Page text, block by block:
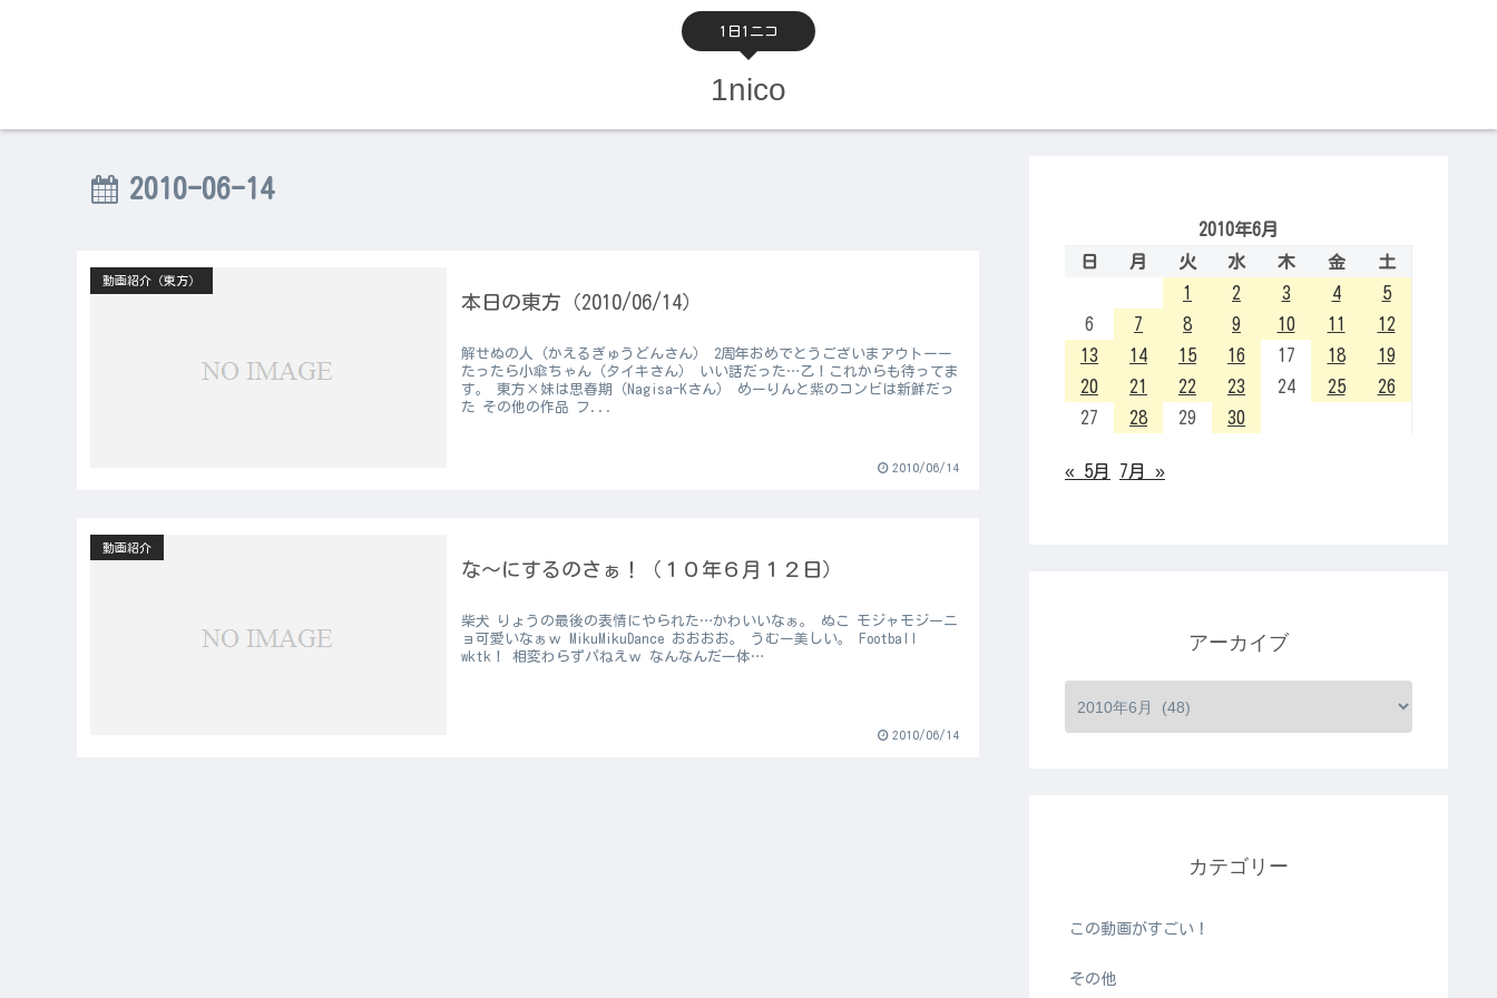
1日1ニコ
1nico
2010-06-14
動画紹介（東方）
本日の東方（2010/06/14）
解せぬの人（かえるぎゅうどんさん） 2周年おめでとうございまアウトーー
たったら小傘ちゃん（タイキさん） いい話だった…乙！これからも待ってま
す。 東方×妹は思春期（Nagisa-Kさん） めーりんと紫のコンビは新鮮だっ
た その他の作品 フ...
2010/06/14
動画紹介
な～にするのさぁ！（１０年６月１２日）
柴犬 りょうの最後の表情にやられた…かわいいなぁ。 ぬこ モジャモジーニ
ョ可愛いなぁｗ MikuMikuDance おおおお。 うむー美しい。 Football
wktk！ 相変わらずパねえｗ なんなんだ一体…
2010/06/14
2010年6月
日
月 火 水 木 金
土
1
2 3 4
5
6
7 8 9 10 11
12
13
14 15 16 17 18
19
20
21 22 23 24 25
26
27
28 29 30
« 5月 7月 »
アーカイブ
カテゴリー
この動画がすごい！
その他